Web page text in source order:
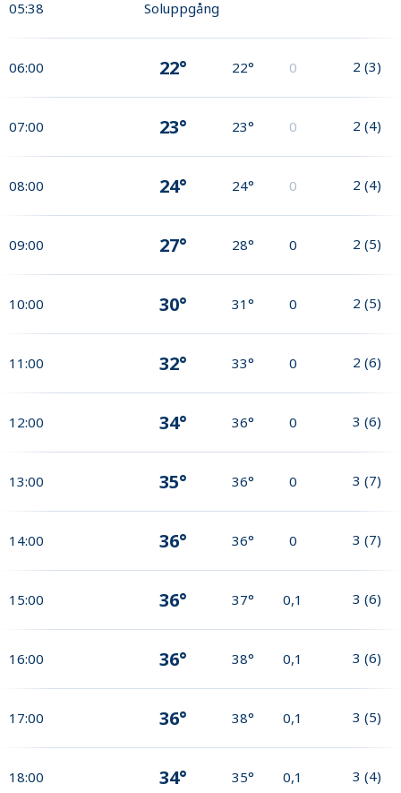
05:38 Soluppgång
06:00 22° 22° 0 2 (3)
07:00 23° 23° 0 2 (4)
08:00 24° 24° 0 2 (4)
09:00 27° 28° 0 2 (5)
10:00 30° 31° 0 2 (5)
11:00 32° 33° 0 2 (6)
12:00 34° 36° 0 3 (6)
13:00 35° 36° 0 3 (7)
14:00 36° 36° 0 3 (7)
15:00 36° 37° 0,1 3 (6)
16:00 36° 38° 0,1 3 (6)
17:00 36° 38° 0,1 3 (5)
18:00 34° 35° 0,1 3 (4)